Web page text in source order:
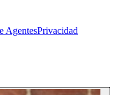
AgentesPrivacidad